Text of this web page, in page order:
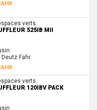
verts
525IB MII
Fahr
verts
120IBV PACK